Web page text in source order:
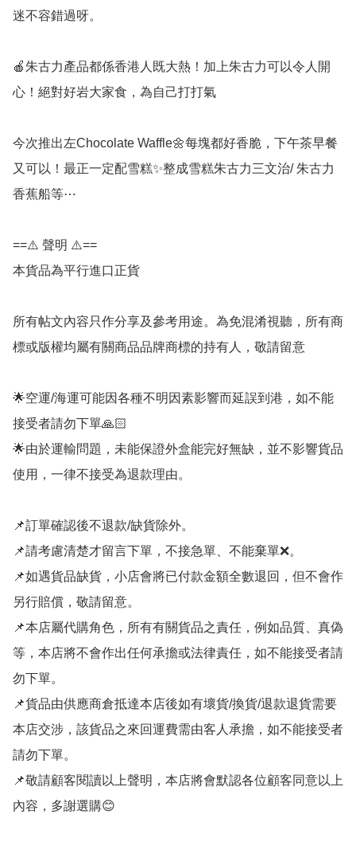
迷不容錯過呀。
🍎朱古力產品都係香港人既大熱！加上朱古力可以令人開
心！絕對好岩大家食，為自己打打氣
今次推出左Chocolate Waffle🌼每塊都好香脆，下午茶早餐
又可以！最正一定配雪糕✨整成雪糕朱古力三文治/ 朱古力
香蕉船等⋯
==⚠️ 聲明 ⚠️==
本貨品為平行進口正貨
所有帖文內容只作分享及參考用途。為免混淆視聽，所有商
標或版權均屬有關商品品牌商標的持有人，敬請留意
🌟空運/海運可能因各種不明因素影響而延誤到港，如不能
接受者請勿下單🙏🏻
🌟由於運輸問題，未能保證外盒能完好無缺，並不影響貨品
使用，一律不接受為退款理由。
📌訂單確認後不退款/缺貨除外。
📌請考慮清楚才留言下單，不接急單、不能棄單❌。
📌如遇貨品缺貨，小店會將已付款金額全數退回，但不會作
另行賠償，敬請留意。
📌本店屬代購角色，所有有關貨品之責任，例如品質、真偽
等，本店將不會作出任何承擔或法律責任，如不能接受者請
勿下單。
📌貨品由供應商倉抵達本店後如有壞貨/換貨/退款退貨需要
本店交涉，該貨品之來回運費需由客人承擔，如不能接受者
請勿下單。
📌敬請顧客閱讀以上聲明，本店將會默認各位顧客同意以上
內容，多謝選購😊